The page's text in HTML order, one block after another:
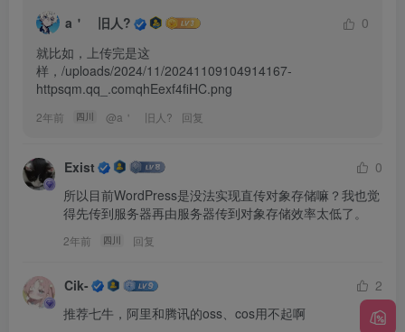
a＇ゞ旧人?
0
就比如，上传完是这
样，/uploads/2024/11/20241109104914167-
httpsqm.qq_.comqhEexf4fiHC.png
2年前 四川 @a＇ゞ旧人? 回复
Exist
0
所以目前WordPress是没法实现直传对象存储嘛？我也觉
得先传到服务器再由服务器传到对象存储效率太低了。
2年前 四川 回复
Cik-
2
推荐七牛，阿里和腾讯的oss、cos用不起啊